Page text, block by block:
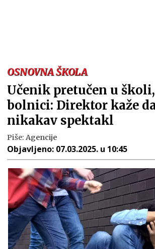
OSNOVNA ŠKOLA
Učenik pretučen u
bolnici: Direktor kaže
nikakav spektakl
Piše: Agencije
Objavljeno: 07.03.2025. u 10:45